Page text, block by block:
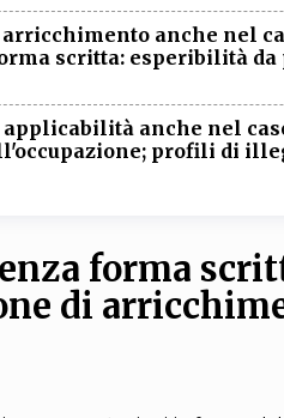
anche nel
scritta: esperibilità
anche nel
profili di
forma
di